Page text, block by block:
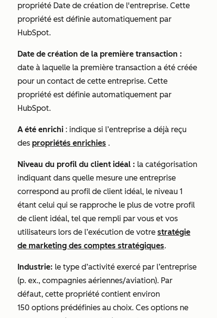
propriété Date de création de l'entreprise. Cette
propriété est définie automatiquement par
HubSpot.
Date de création de la première transaction :
date à laquelle la première transaction a été créée
pour un contact de cette entreprise. Cette
propriété est définie automatiquement par
HubSpot.
A été enrichi : indique si l’entreprise a déjà reçu
des propriétés enrichies .
Niveau du profil du client idéal : la catégorisation
indiquant dans quelle mesure une entreprise
correspond au profil de client idéal, le niveau 1
étant celui qui se rapproche le plus de votre profil
de client idéal, tel que rempli par vous et vos
utilisateurs lors de l’exécution de votre stratégie
de marketing des comptes stratégiques.
Industrie: le type d’activité exercé par l’entreprise
(p. ex., compagnies aériennes/aviation). Par
défaut, cette propriété contient environ
150 options prédéfinies au choix. Ces options ne